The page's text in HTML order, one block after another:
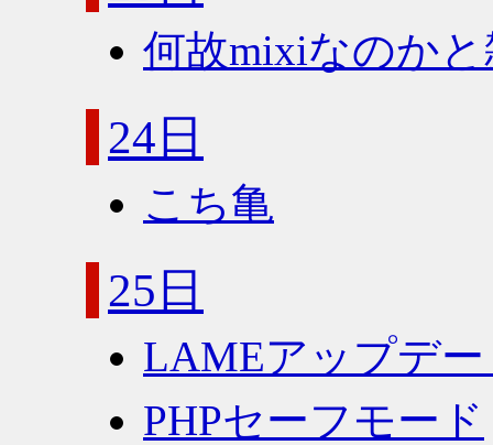
何故mixiなのか
24日
こち亀
25日
LAMEアップデ
PHPセーフモード